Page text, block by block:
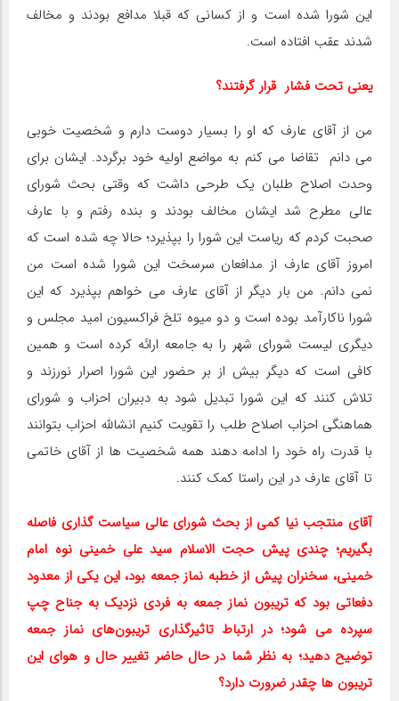
این شورا شده است و از کسانی که قبلا مدافع بودند و مخالف
شدند عقب افتاده است.
یعنی تحت فشار قرار گرفتند؟
من از آقای عارف که او را بسیار دوست دارم و شخصیت خوبی
می دانم تقاضا می کنم به مواضع اولیه خود برگردد. ایشان برای
وحدت اصلاح طلبان یک طرحی داشت که وقتی بحث شورای
عالی مطرح شد ایشان مخالف بودند و بنده رفتم و با عارف
صحبت کردم که ریاست این شورا را بپذیرد؛ حالا چه شده است که
امروز آقای عارف از مدافعان سرسخت این شورا شده است من
نمی دانم. من بار دیگر از آقای عارف می خواهم بپذیرد که این
شورا ناکارآمد بوده است و دو میوه تلخ فراکسیون امید مجلس و
دیگری لیست شورای شهر را به جامعه ارائه کرده است و همین
کافی است که دیگر بیش از بر حضور این شورا اصرار نورزند و
تلاش کنند که این شورا تبدیل شود به دبیران احزاب و شورای
هماهنگی احزاب اصلاح طلب را تقویت کنیم انشالله احزاب بتوانند
با قدرت راه خود را ادامه دهند همه شخصیت ها از آقای خاتمی
تا آقای عارف در این راستا کمک کنند.
آقای منتجب نیا کمی از بحث شورای عالی سیاست گذاری فاصله
بگیریم؛ چندی پیش حجت الاسلام سید علی خمینی نوه امام
خمینی، سخنران پیش از خطبه نماز جمعه بود، این یکی از معدود
دفعاتی بود که تریبون نماز جمعه به فردی نزدیک به جناح چپ
سپرده می شود؛ در ارتباط تاثیرگذاری تریبون‌های نماز جمعه
توضیح دهید؛ به نظر شما در حال حاضر تغییر حال و هوای این
تریبون ها چقدر ضرورت دارد؟